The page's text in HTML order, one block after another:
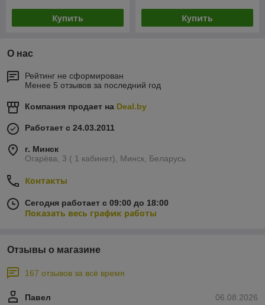
Купить Купить
О нас
Рейтинг не сформирован
Менее 5 отзывов за последний год
Компания продает на Deal.by
Работает с 24.03.2011
г. Минск
Огарёва, 3 ( 1 кабинет), Минск, Беларусь
Контакты
Сегодня работает с 09:00 до 18:00
Показать весь график работы
Отзывы о магазине
167 отзывов за всё время
06.08.2026
Павел